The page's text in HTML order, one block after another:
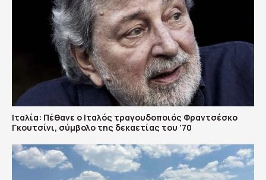
Ιταλία: Πέθανε ο Ιταλός τραγουδοποιός Φραντσέσκο
Γκουτσίνι, σύμβολο της δεκαετίας του ’70